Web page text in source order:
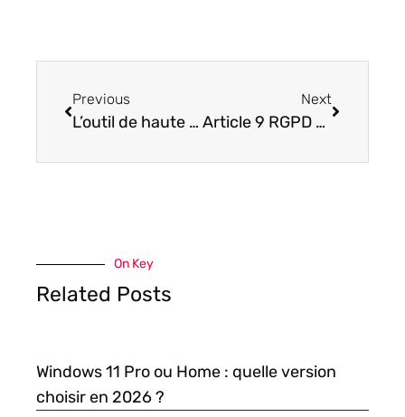
Previous
L’outil de haute technologie que tout le monde s’arrache : le simulateur vitre teintée
Next
Article 9 RGPD décrypté : comprendre les implications pour la protection des données sensibles
On Key
Related Posts
Windows 11 Pro ou Home : quelle version
choisir en 2026 ?